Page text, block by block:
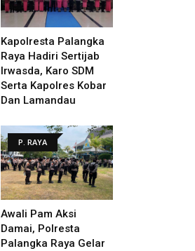
Kapolresta Palangka
Raya Hadiri Sertijab
Irwasda, Karo SDM
Serta Kapolres Kobar
Dan Lamandau
P. RAYA
Awali Pam Aksi
Damai, Polresta
Palangka Raya Gelar